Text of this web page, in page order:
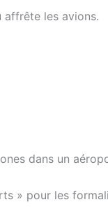
les avions.
dans un
» pour les